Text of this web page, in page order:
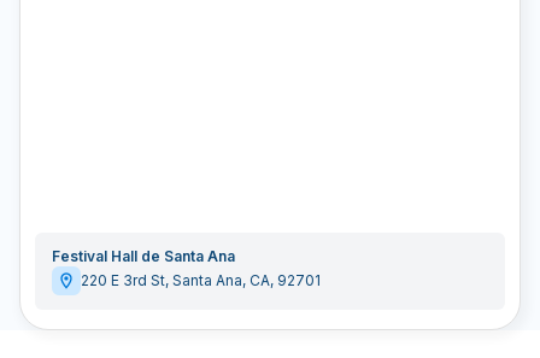
Festival Hall de Santa Ana
220 E 3rd St, Santa Ana, CA, 92701